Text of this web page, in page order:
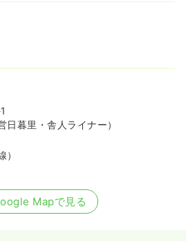
日暮里・舎人ライナー）
）
Mapで見る